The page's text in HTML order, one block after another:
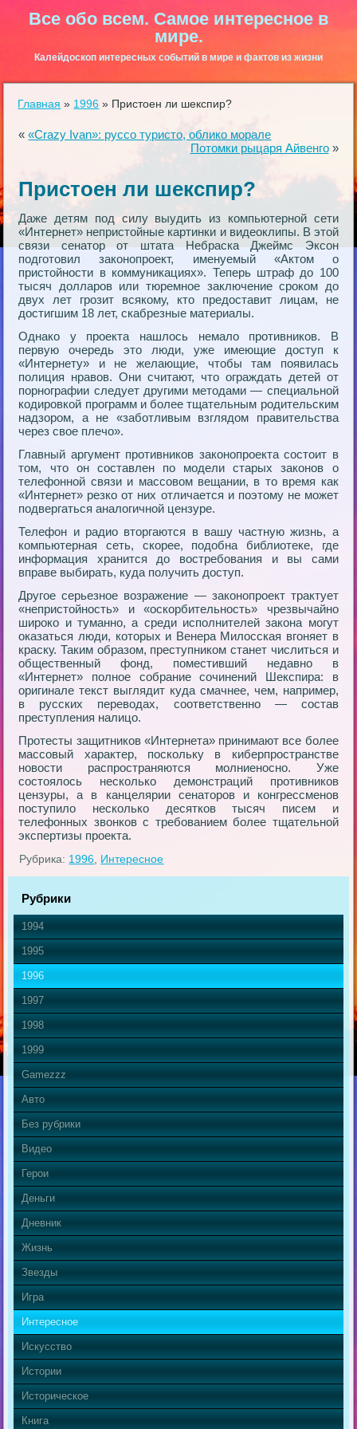
Все обо всем. Самое интересное в
мире.
Калейдоскоп интересных событий в мире и фактов из жизни
Главная » 1996 » Пристоен ли шекспир?
««Crazy Ivan»: руссо туристо, облико морале
Потомки рыцаря Айвенго»
Пристоен ли шекспир?
Даже детям под силу выудить из компьютерной сети
«Интернет» непристойные картинки и видеоклипы. В этой
связи сенатор от штата Небраска Джеймс Эксон
подготовил законопроект, именуемый «Актом о
пристойности в коммуникациях». Теперь штраф до 100
тысяч долларов или тюремное заключение сроком до
двух лет грозит всякому, кто предоставит лицам, не
достигшим 18 лет, скабрезные материалы.
Однако у проекта нашлось немало противников. В
первую очередь это люди, уже имеющие доступ к
«Интернету» и не желающие, чтобы там появилась
полиция нравов. Они считают, что ограждать детей от
порнографии следует другими методами — специальной
кодировкой программ и более тщательным родительским
надзором, а не «заботливым взглядом правительства
через свое плечо».
Главный аргумент противников законопроекта состоит в
том, что он составлен по модели старых законов о
телефонной связи и массовом вещании, в то время как
«Интернет» резко от них отличается и поэтому не может
подвергаться аналогичной цензуре.
Телефон и радио вторгаются в вашу частную жизнь, а
компьютерная сеть, скорее, подобна библиотеке, где
информация хранится до востребования и вы сами
вправе выбирать, куда получить доступ.
Другое серьезное возражение — законопроект трактует
«непристойность» и «оскорбительность» чрезвычайно
широко и туманно, а среди исполнителей закона могут
оказаться люди, которых и Венера Милосская вгоняет в
краску. Таким образом, преступником станет числиться и
общественный фонд, поместивший недавно в
«Интернет» полное собрание сочинений Шекспира: в
оригинале текст выглядит куда смачнее, чем, например,
в русских переводах, соответственно — состав
преступления налицо.
Протесты защитников «Интернета» принимают все более
массовый характер, поскольку в киберпространстве
новости распространяются молниеносно. Уже
состоялось несколько демонстраций противников
цензуры, а в канцелярии сенаторов и конгрессменов
поступило несколько десятков тысяч писем и
телефонных звонков с требованием более тщательной
экспертизы проекта.
Рубрика: 1996, Интересное
Рубрики
1994
1995
1996
1997
1998
1999
Gamezzz
Авто
Без рубрики
Видео
Герои
Деньги
Дневник
Жизнь
Звезды
Игра
Интересное
Искусство
Истории
Историческое
Книга